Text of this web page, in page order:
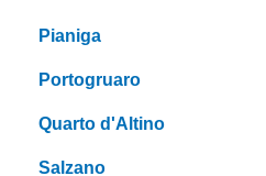
Pianiga
Portogruaro
Quarto d'Altino
Salzano